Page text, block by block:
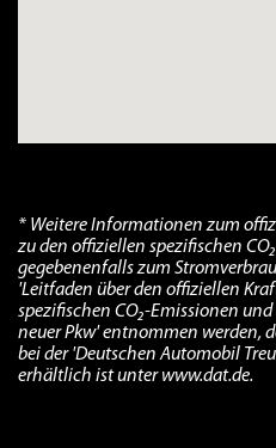
* Weitere Informationen zum
zu den offiziellen spezifischen
gegebenenfalls zum
'Leitfaden über den offiziellen
spezifischen CO₂-Emissionen
neuer Pkw' entnommen werden,
bei der 'Deutschen Automobil
erhältlich ist unter www.dat.de.